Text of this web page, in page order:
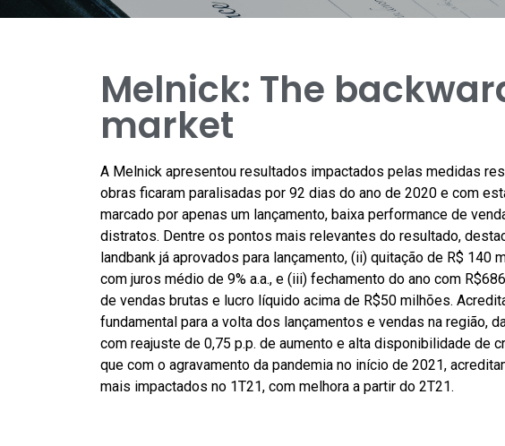
Melnick: The
market
A Melnick apresentou resultados impactados pelas medidas
obras ficaram paralisadas por 92 dias do ano de 2020 e com
marcado por apenas um lançamento, baixa performance de
distratos. Dentre os pontos mais relevantes do resultado,
landbank já aprovados para lançamento, (ii) quitação de R$
com juros médio de 9% a.a., e (iii) fechamento do ano com
de vendas brutas e lucro líquido acima de R$50 milhões.
fundamental para a volta dos lançamentos e vendas na região,
com reajuste de 0,75 p.p. de aumento e alta disponibilidade de
que com o agravamento da pandemia no início de 2021,
mais impactados no 1T21, com melhora a partir do 2T21.